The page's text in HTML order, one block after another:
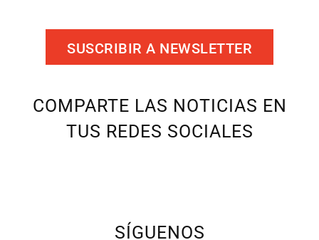
SUSCRIBIR A NEWSLETTER
COMPARTE LAS NOTICIAS EN
TUS REDES SOCIALES
SÍGUENOS